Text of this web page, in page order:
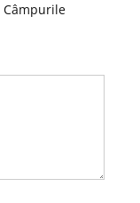
Câmpurile